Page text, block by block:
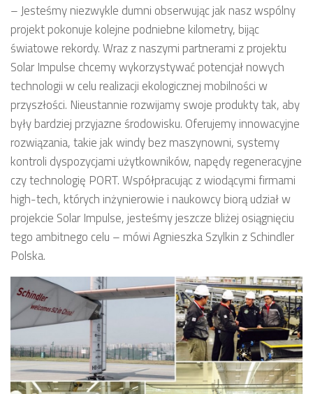
– Jesteśmy niezwykle dumni obserwując jak nasz wspólny
projekt pokonuje kolejne podniebne kilometry, bijąc
światowe rekordy. Wraz z naszymi partnerami z projektu
Solar Impulse chcemy wykorzystywać potencjał nowych
technologii w celu realizacji ekologicznej mobilności w
przyszłości. Nieustannie rozwijamy swoje produkty tak, aby
były bardziej przyjazne środowisku. Oferujemy innowacyjne
rozwiązania, takie jak windy bez maszynowni, systemy
kontroli dyspozycjami użytkowników, napędy regeneracyjne
czy technologię PORT. Współpracując z wiodącymi firmami
high-tech, których inżynierowie i naukowcy biorą udział w
projekcie Solar Impulse, jesteśmy jeszcze bliżej osiągnięciu
tego ambitnego celu – mówi Agnieszka Szylkin z Schindler
Polska.